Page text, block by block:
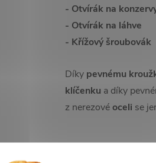
- Otvírák na
- Otvírák na láhve
- Křížový šroubovák
Díky pevnému
klíčenku a díky
z nerezovéoceli se